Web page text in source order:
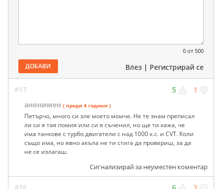
0 от 500
ДОБАВИ Влез | Регистрирай се
#17 5 1
анонимен ( преди 4 години )
Петърчо, много си зле моето момче. Не те знам преписал
ли си я тая помия или си я съченил, но ще ти кажа, че
има танкове с турбо двигатели с над 1000 к.с. и CVT. Коли
също има, но явно акъла не ти стига да провериш, за да
не се излагаш.
Сигнализирай за неуместен коментар